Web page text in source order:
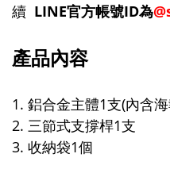
續 LINE官方帳號ID為
產品內容
1. 鋁合金主體1支(內含
2. 三節式支撐桿1支
3. 收納袋1個